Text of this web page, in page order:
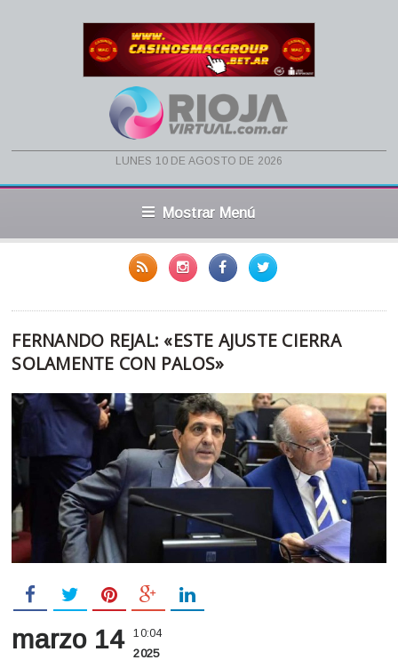
lunes 10 de agosto de 2026
Mostrar Menú
FERNANDO REJAL: «ESTE AJUSTE CIERRA
SOLAMENTE CON PALOS»
marzo 14 10:04
2025